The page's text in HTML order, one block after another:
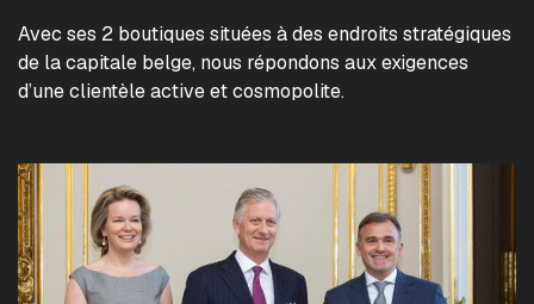
Avec ses 2 boutiques situées à des endroits stratégiques
de la capitale belge, nous répondons aux exigences
d’une clientèle active et cosmopolite.